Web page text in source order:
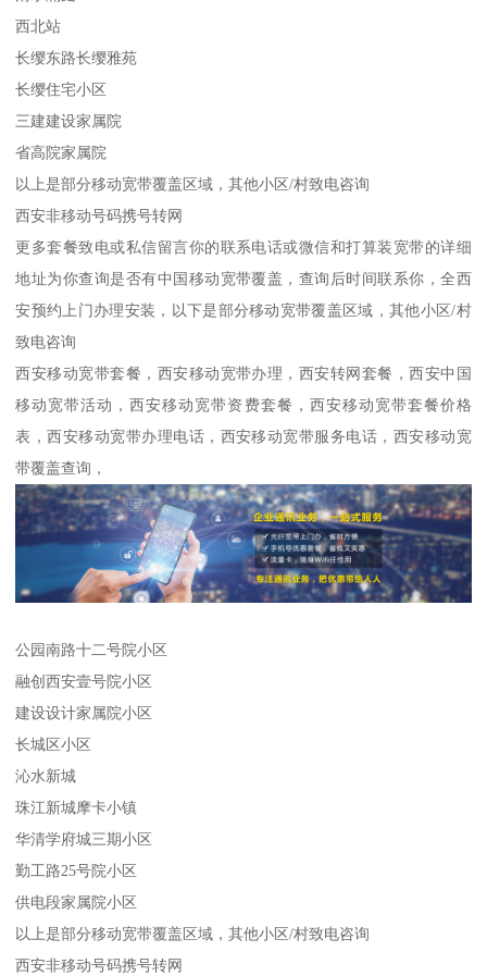
西北站
长缨东路长缨雅苑
长缨住宅小区
三建建设家属院
省高院家属院
以上是部分移动宽带覆盖区域，其他小区/村致电咨询
西安非移动号码携号转网
更多套餐致电或私信留言你的联系电话或微信和打算装宽带的详细
地址为你查询是否有中国移动宽带覆盖，查询后时间联系你，全西
安预约上门办理安装，以下是部分移动宽带覆盖区域，其他小区/村
致电咨询
西安移动宽带套餐，西安移动宽带办理，西安转网套餐，西安中国
移动宽带活动，西安移动宽带资费套餐，西安移动宽带套餐价格
表，西安移动宽带办理电话，西安移动宽带服务电话，西安移动宽
带覆盖查询，
公园南路十二号院小区
融创西安壹号院小区
建设设计家属院小区
长城区小区
沁水新城
珠江新城摩卡小镇
华清学府城三期小区
勤工路25号院小区
供电段家属院小区
以上是部分移动宽带覆盖区域，其他小区/村致电咨询
西安非移动号码携号转网